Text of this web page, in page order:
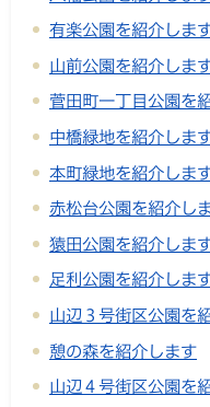
有楽公園を紹介しま
山前公園を紹介しま
菅田町一丁目公園を
中橋緑地を紹介しま
本町緑地を紹介しま
赤松台公園を紹介し
猿田公園を紹介しま
足利公園を紹介しま
山辺３号街区公園を
憩の森を紹介します
山辺４号街区公園を